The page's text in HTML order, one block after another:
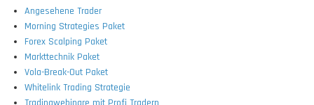
Angesehene Trader
Morning Strategies Paket
Forex Scalping Paket
Markttechnik Paket
Vola-Break-Out Paket
Whitelink Trading Strategie